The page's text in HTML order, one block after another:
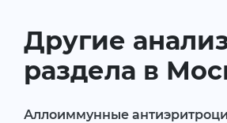
Другие
раздела в
Аллоиммунные